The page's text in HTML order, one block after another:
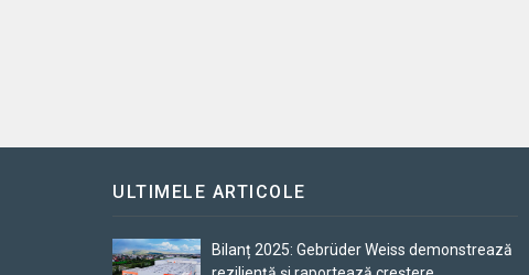
ULTIMELE ARTICOLE
Bilanț 2025: Gebrüder Weiss demonstrează